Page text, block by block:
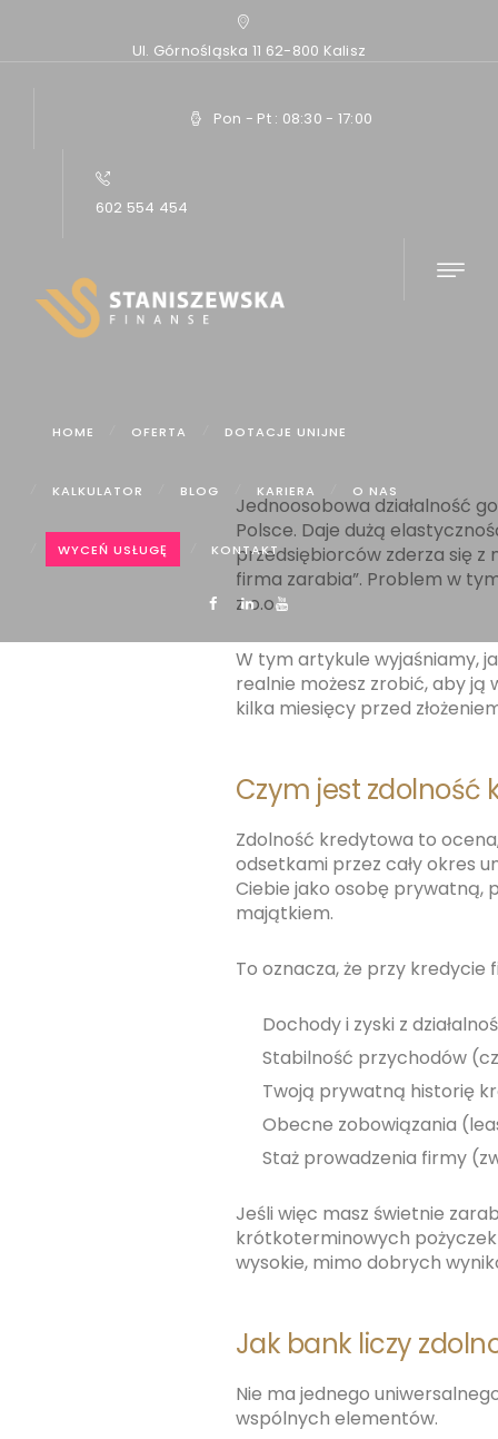
Ul. Górnośląska 11 62-800 Kalisz
Pon - Pt : 08:30 - 17:00
602 554 454
HOME OFERTA DOTACJE UNIJNE
KALKULATOR BLOG KARIERA O NAS
WYCEŃ USŁUGĘ KONTAKT
Jednoosobowa działalność
Polsce. Daje dużą
przedsiębiorców zderza się z
firma zarabia”. Problem w
z o.o..
W tym artykule wyjaśniamy,
realnie możesz zrobić, aby ją
kilka miesięcy przed
Czym jest zdolność
Zdolność kredytowa to
odsetkami przez cały okres
Ciebie jako osobę prywatną,
majątkiem.
To oznacza, że przy kredycie
Dochody i zyski z
Stabilność przychodów
Twoją prywatną historię
Obecne zobowiązania
Staż prowadzenia firmy
Jeśli więc masz świetnie
krótkoterminowych
wysokie, mimo dobrych
Jak bank liczy
Nie ma jednego
wspólnych elementów.